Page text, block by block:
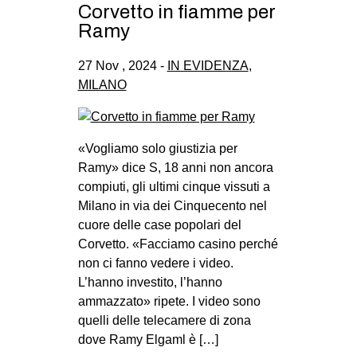
Corvetto in fiamme per
Ramy
27 Nov , 2024 - IN EVIDENZA,
MILANO
«Vogliamo solo giustizia per
Ramy» dice S, 18 anni non ancora
compiuti, gli ultimi cinque vissuti a
Milano in via dei Cinquecento nel
cuore delle case popolari del
Corvetto. «Facciamo casino perché
non ci fanno vedere i video.
L’hanno investito, l’hanno
ammazzato» ripete. I video sono
quelli delle telecamere di zona
dove Ramy Elgaml è […]